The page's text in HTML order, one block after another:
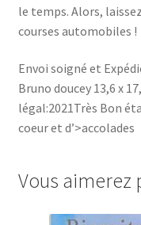
le temps. Alors,
courses automobiles !
Envoi soigné et
Bruno doucey 13,6 x
légal:2021Très Bon
coeur et d’>accolades
Vous